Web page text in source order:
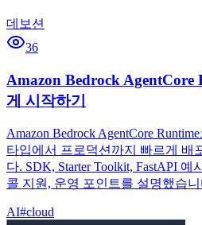
데보션
36
Amazon Bedrock AgentCore
게 시작하기
Amazon Bedrock AgentCore
타입에서 프로덕션까지 빠르게 배
다. SDK, Starter Toolkit, FastAPI
콜 지원, 운영 포인트를 설명했습니
AI#cloud